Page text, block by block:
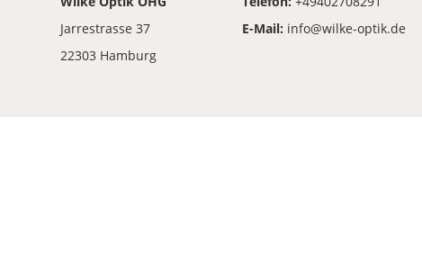
Jarrestrasse 37
22303 Hamburg
E-Mail: info@wilke-optik.de